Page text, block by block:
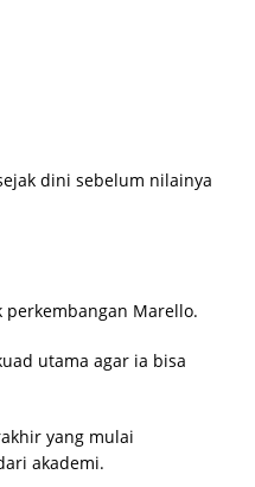
dini sebelum nilainya
Marello.
utama agar ia bisa
yang mulai
akademi.